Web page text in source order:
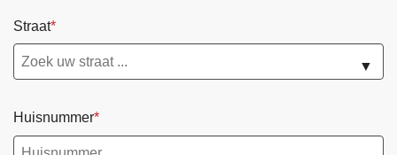
Straat
▼
Huisnummer